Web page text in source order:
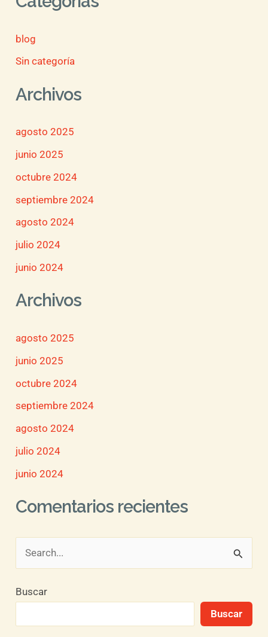
blog
Sin categoría
Archivos
agosto 2025
junio 2025
octubre 2024
septiembre 2024
agosto 2024
julio 2024
junio 2024
Archivos
agosto 2025
junio 2025
octubre 2024
septiembre 2024
agosto 2024
julio 2024
junio 2024
Comentarios recientes
s
Buscar
Buscar